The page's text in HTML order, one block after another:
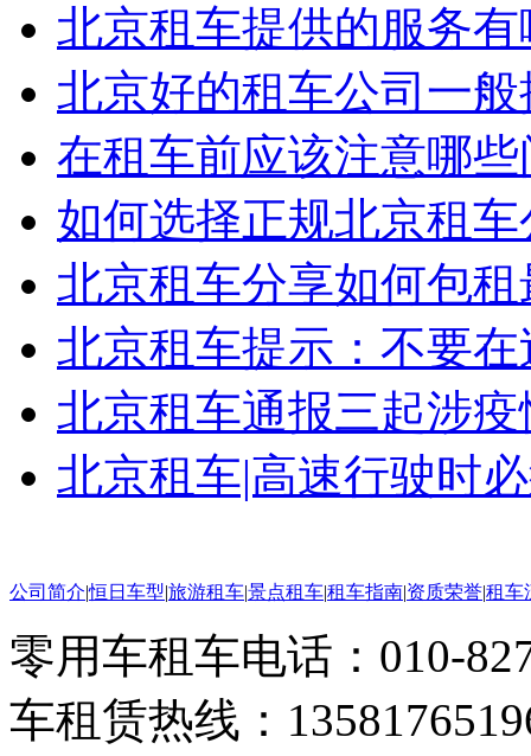
北京租车提供的服务有
北京好的租车公司一
在租车前应该注意哪
如何选择正规北京租车
北京租车分享如何包
北京租车提示：不要
北京租车通报三起涉
北京租车|高速行驶时
公司简介|恒日车型|旅游租车|景点租车|租车指南|资质荣誉|租车
零用车租车电话：010-
车租赁热线：